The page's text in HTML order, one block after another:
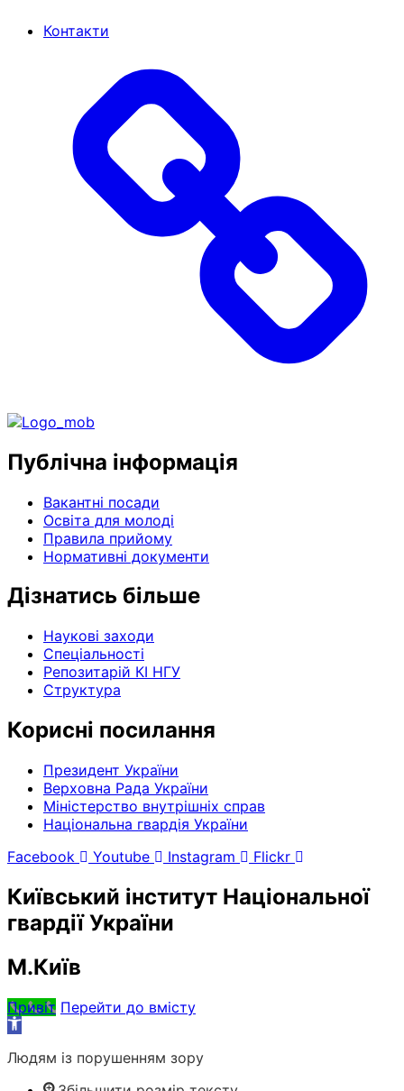
Контакти
Публічна інформація
Вакантні посади
Освіта для молоді
Правила прийому
Нормативні документи
Дізнатись більше
Наукові заходи
Спеціальності
Репозитарій КІ НГУ
Структура
Корисні посилання
Президент України
Верховна Рада України
Міністерство внутрішніх справ
Національна гвардія України
Facebook
Youtube Instagram Flickr
Київський інститут Національної
гвардії України
М.Київ
Привіт Перейти до вмісту
Відкрити
інструментів
Людям із порушенням зору